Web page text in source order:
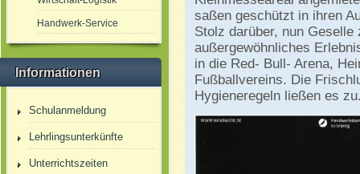
Handwerk-Service
Informationen
Schulanmeldung
Lehrlingsunterkünfte
Unterrichtszeiten
saßen geschützt in ihren
Stolz darüber, nun
außergewöhnliches
in die Red- Bull- Arena,
Fußballvereins. Die
Hygieneregeln ließen es